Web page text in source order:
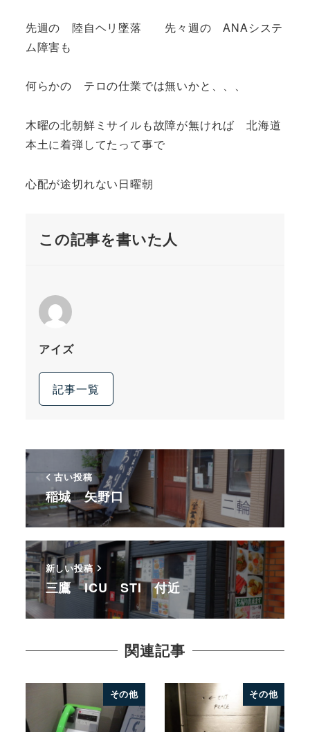
先週の 陸自ヘリ墜落 先々週の ANAシステ
ム障害も
何らかの テロの仕業では無いかと、、、
木曜の北朝鮮ミサイルも故障が無ければ 北海道
本土に着弾してたって事で
心配が途切れない日曜朝
この記事を書いた人
アイズ
記事一覧
古い投稿
稲城 矢野口
新しい投稿
三鷹 ICU STI 付近
関連記事
その他 その他